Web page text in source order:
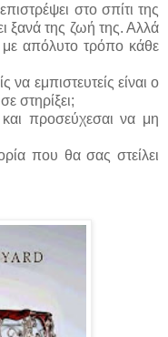
στο σπίτι της
ξανά της ζωή της. Αλλά
απόλυτο τρόπο κάθε
να εμπιστευτείς είναι ο
στηρίξει;
και προσεύχεσαι να μη
που θα σας στείλει